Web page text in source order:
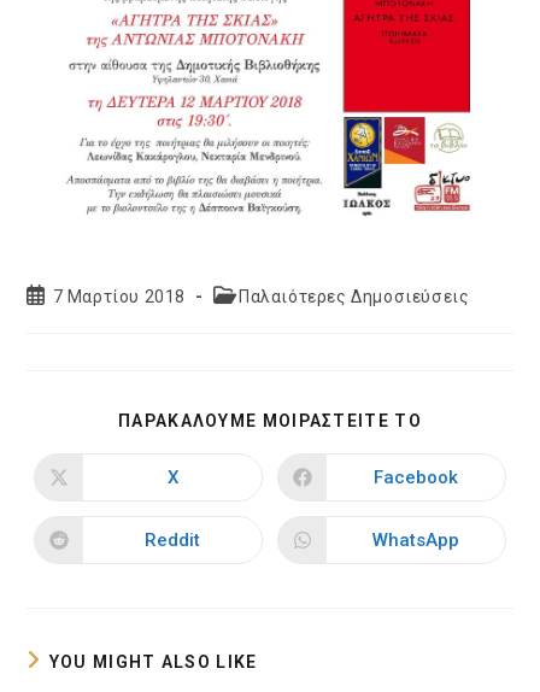
Post7 Μαρτίου 2018
PostΠαλαιότερες Δημοσιεύσεις
ΠΑΡΑΚΑΛΟΥΜΕ ΜΟΙΡΑΣΤΕΙΤΕ ΤΟ
CONTENT
Opens
new
window
X
Opens
new
window
Facebook
Opens
Reddit
Opens
WhatsApp
YOU MIGHT ALSO LIKE